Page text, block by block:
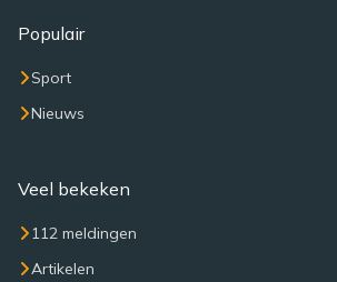
Populair
Sport
Nieuws
Veel bekeken
112 meldingen
Artikelen